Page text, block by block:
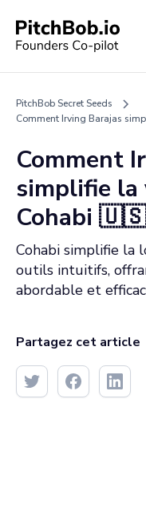
PitchBob Secret Seeds
Comment Irving Barajas
Comment
simplifie la
Cohabi 🇺🇸
Cohabi simplifie la
outils intuitifs,
abordable et
Partagez cet article